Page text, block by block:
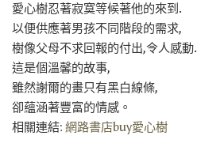
愛心樹忍著寂寞等候著他的來到.
以便供應著男孩不同階段的需求,
樹像父母不求回報的付出,令人感動.
這是個溫馨的故事,
雖然謝爾的畫只有黑白線條,
卻蘊涵著豐富的情感。
相關連結: 網路書店buy愛心樹